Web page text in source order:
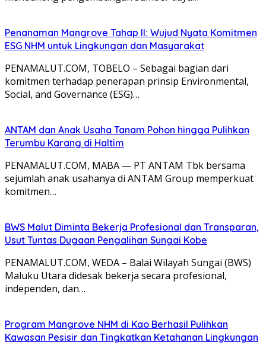
Penanaman Mangrove Tahap II: Wujud Nyata Komitmen
ESG NHM untuk Lingkungan dan Masyarakat
PENAMALUT.COM, TOBELO – Sebagai bagian dari
komitmen terhadap penerapan prinsip Environmental,
Social, and Governance (ESG)…
ANTAM dan Anak Usaha Tanam Pohon hingga Pulihkan
Terumbu Karang di Haltim
PENAMALUT.COM, MABA — PT ANTAM Tbk bersama
sejumlah anak usahanya di ANTAM Group memperkuat
komitmen…
BWS Malut Diminta Bekerja Profesional dan Transparan,
Usut Tuntas Dugaan Pengalihan Sungai Kobe
PENAMALUT.COM, WEDA – Balai Wilayah Sungai (BWS)
Maluku Utara didesak bekerja secara profesional,
independen, dan…
Program Mangrove NHM di Kao Berhasil Pulihkan
Kawasan Pesisir dan Tingkatkan Ketahanan Lingkungan